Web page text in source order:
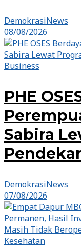
DemokrasiNews
08/08/2026
Business
PHE
Sabira
DemokrasiNews
07/08/2026
Kesehatan